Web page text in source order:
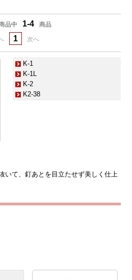
品中 1-4 商品
1 次へ
K-1
K-1L
K-2
K2-38
いて、釘あとを目立たせず美しく仕上